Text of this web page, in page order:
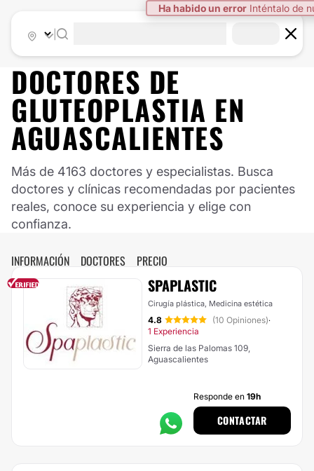
Ha habido un error Inténtalo de
DOCTORES DE
GLUTEOPLASTIA EN
AGUASCALIENTES
Más de 4163 doctores y especialistas. Busca
doctores y clínicas recomendadas por pacientes
reales, conoce su experiencia y elige con
confianza.
INFORMACIÓN DOCTORES PRECIO
SPAPLASTIC
Cirugía plástica, Medicina estética
4.8 (10 Opiniones)·
1 Experiencia
Sierra de las Palomas 109,
Aguascalientes
Responde en 19h
CONTACTAR